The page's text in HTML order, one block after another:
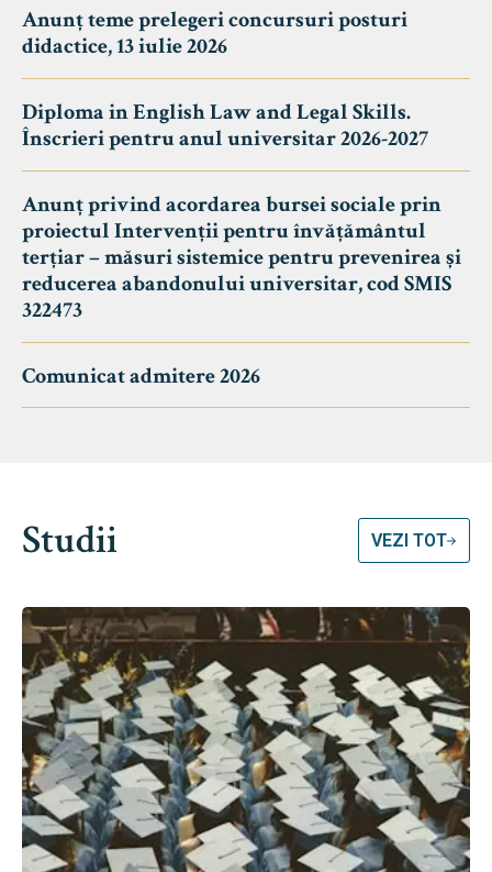
Anunț teme prelegeri concursuri posturi
didactice, 13 iulie 2026
Diploma in English Law and Legal Skills.
Înscrieri pentru anul universitar 2026-2027
Anunț privind acordarea bursei sociale prin
proiectul Intervenții pentru învățământul
terțiar – măsuri sistemice pentru prevenirea și
reducerea abandonului universitar, cod SMIS
322473
Comunicat admitere 2026
Studii VEZI TOT